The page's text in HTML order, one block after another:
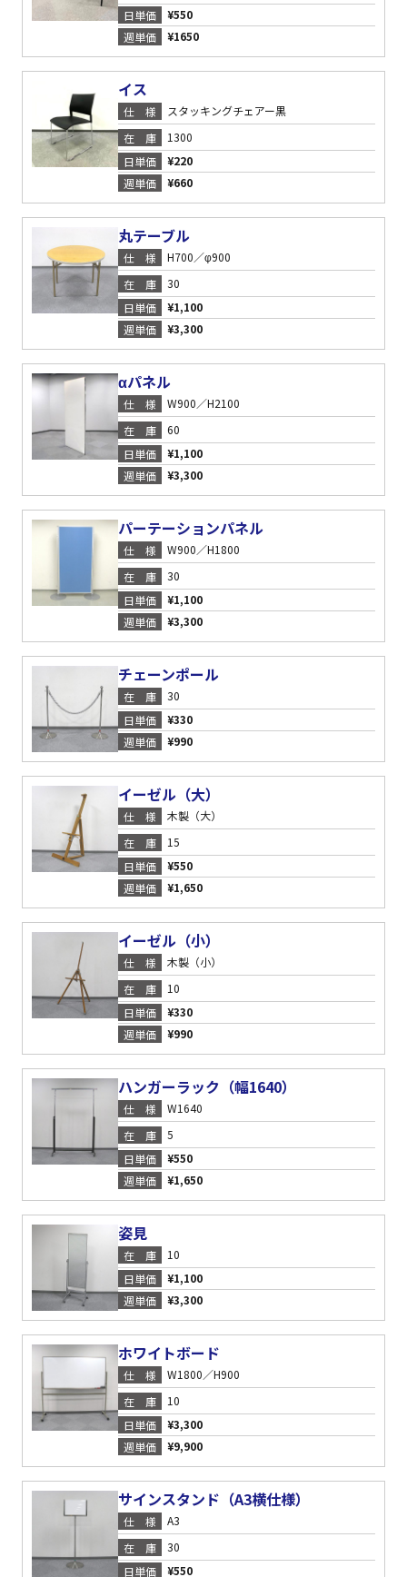
日単価
¥550
週単価
¥1650
イス
仕様
スタッキングチェアー黒
在庫
1300
日単価
¥220
週単価
¥660
丸テーブル
仕様
H700／φ900
在庫
30
日単価
¥1,100
週単価
¥3,300
αパネル
仕様
W900／H2100
在庫
60
日単価
¥1,100
週単価
¥3,300
パーテーションパネル
仕様
W900／H1800
在庫
30
日単価
¥1,100
週単価
¥3,300
チェーンポール
在庫
30
日単価
¥330
週単価
¥990
イーゼル（大）
仕様
木製（大）
在庫
15
日単価
¥550
週単価
¥1,650
イーゼル（小）
仕様
木製（小）
在庫
10
日単価
¥330
週単価
¥990
ハンガーラック（幅1640）
仕様
W1640
在庫
5
日単価
¥550
週単価
¥1,650
姿見
在庫
10
日単価
¥1,100
週単価
¥3,300
ホワイトボード
仕様
W1800／H900
在庫
10
日単価
¥3,300
週単価
¥9,900
サインスタンド（A3横仕様）
仕様
A3
在庫
30
日単価
¥550